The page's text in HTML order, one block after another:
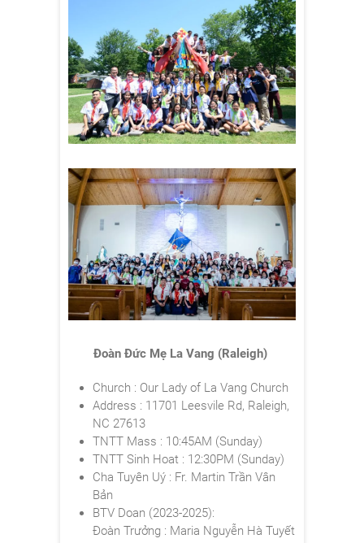
Đoàn Đức Mẹ La Vang (Raleigh)
Church : Our Lady of La Vang Church
Address : 11701 Leesvile Rd, Raleigh,
NC 27613
TNTT Mass : 10:45AM (Sunday)
TNTT Sinh Hoat : 12:30PM (Sunday)
Cha Tuyên Uý : Fr. Martin Trần Vân
Bản
BTV Doan (2023-2025):
Đoàn Trưởng : Maria Nguyễn Hà Tuyết